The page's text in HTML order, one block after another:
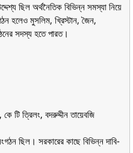
ছিল অর্থনৈতিক বিভিন্ন সমস্যা নিয়ে
হলেও মুসলিম, খ্রিস্টান, জৈন,
সদস্য হতে পারত।
টি ত্রিলং, বদরুদ্দীন তায়েবজি
ছিল। সরকারের কাছে বিভিন্ন দাবি-